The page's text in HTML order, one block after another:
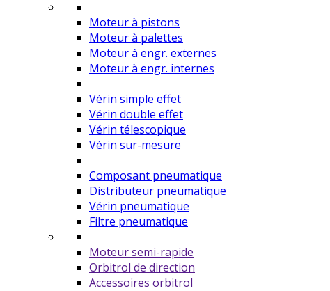
Moteur à pistons
Moteur à palettes
Moteur à engr. externes
Moteur à engr. internes
Vérin simple effet
Vérin double effet
Vérin télescopique
Vérin sur-mesure
Composant pneumatique
Distributeur pneumatique
Vérin pneumatique
Filtre pneumatique
Moteur semi-rapide
Orbitrol de direction
Accessoires orbitrol